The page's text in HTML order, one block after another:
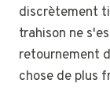
discrètement
trahison ne
retournement
chose de plus